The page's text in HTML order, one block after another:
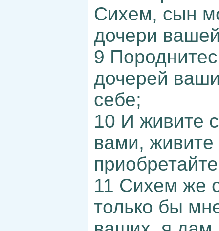
Сихем, сын
дочери
9
дочерей
себе;
10 И живите
вами,
11 Сихем же
только бы